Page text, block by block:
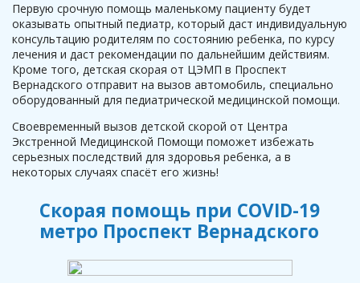
Первую срочную помощь маленькому пациенту будет
оказывать опытный педиатр, который даст индивидуальную
консультацию родителям по состоянию ребенка, по курсу
лечения и даст рекомендации по дальнейшим действиям.
Кроме того, детская скорая от ЦЭМП в Проспект
Вернадского отправит на вызов автомобиль, специально
оборудованный для педиатрической медицинской помощи.
Своевременный вызов детской скорой от Центра
Экстренной Медицинской Помощи поможет избежать
серьезных последствий для здоровья ребенка, а в
некоторых случаях спасёт его жизнь!
Скорая помощь при COVID-19
метро Проспект Вернадского